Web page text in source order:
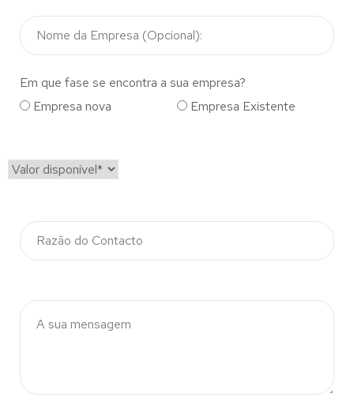
Em que fase se encontra a sua empresa?
Empresa nova
Empresa Existente